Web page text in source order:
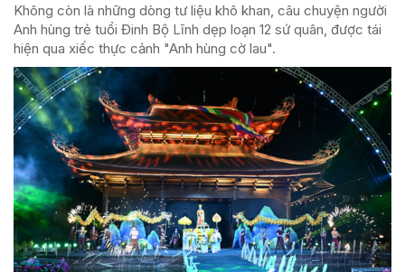
Không còn là những dòng tư liệu khô khan, câu chuyện người
Anh hùng trẻ tuổi Đinh Bộ Lĩnh dẹp loạn 12 sứ quân, được tái
hiện qua xiếc thực cảnh "Anh hùng cờ lau".